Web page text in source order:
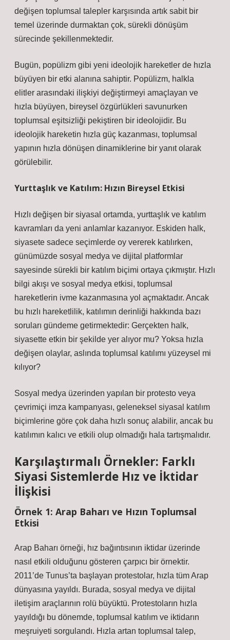
değişen toplumsal talepler karşısında artık sabit bir
temel üzerinde durmaktan çok, sürekli dönüşüm
sürecinde şekillenmektedir.
Bugün, popülizm gibi yeni ideolojik hareketler de hızla
büyüyen bir etki alanına sahiptir. Popülizm, halkla
elitler arasındaki ilişkiyi değiştirmeyi amaçlayan ve
hızla büyüyen, bireysel özgürlükleri savunurken
toplumsal eşitsizliği pekiştiren bir ideolojidir. Bu
ideolojik hareketin hızla güç kazanması, toplumsal
yapının hızla dönüşen dinamiklerine bir yanıt olarak
görülebilir.
Yurttaşlık ve Katılım: Hızın Bireysel Etkisi
Hızlı değişen bir siyasal ortamda, yurttaşlık ve katılım
kavramları da yeni anlamlar kazanıyor. Eskiden halk,
siyasete sadece seçimlerde oy vererek katılırken,
günümüzde sosyal medya ve dijital platformlar
sayesinde sürekli bir katılım biçimi ortaya çıkmıştır. Hızlı
bilgi akışı ve sosyal medya etkisi, toplumsal
hareketlerin ivme kazanmasına yol açmaktadır. Ancak
bu hızlı hareketlilik, katılımın derinliği hakkında bazı
soruları gündeme getirmektedir: Gerçekten halk,
siyasette etkin bir şekilde yer alıyor mu? Yoksa hızla
değişen olaylar, aslında toplumsal katılımı yüzeysel mi
kılıyor?
Sosyal medya üzerinden yapılan bir protesto veya
çevrimiçi imza kampanyası, geleneksel siyasal katılım
biçimlerine göre çok daha hızlı sonuç alabilir, ancak bu
katılımın kalıcı ve etkili olup olmadığı hala tartışmalıdır.
Karşılaştırmalı Örnekler: Farklı
Siyasi Sistemlerde Hız ve İktidar
İlişkisi
Örnek 1: Arap Baharı ve Hızın Toplumsal
Etkisi
Arap Baharı örneği, hız bağıntısının iktidar üzerinde
nasıl etkili olduğunu gösteren çarpıcı bir örnektir.
2011’de Tunus’ta başlayan protestolar, hızla tüm Arap
dünyasına yayıldı. Burada, sosyal medya ve dijital
iletişim araçlarının rolü büyüktü. Protestoların hızla
yayıldığı bu dönemde, toplumsal katılım ve iktidarın
meşruiyeti sorgulandı. Hızla artan toplumsal talep,